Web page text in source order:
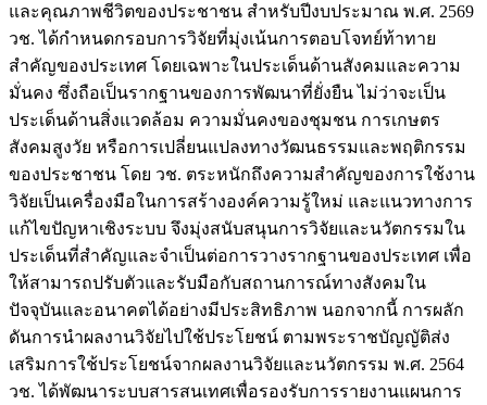
และคุณภาพชีวิตของประชาชน สำหรับปีงบประมาณ พ.ศ. 2569
วช. ได้กำหนดกรอบการวิจัยที่มุ่งเน้นการตอบโจทย์ท้าทาย
สำคัญของประเทศ โดยเฉพาะในประเด็นด้านสังคมและความ
มั่นคง ซึ่งถือเป็นรากฐานของการพัฒนาที่ยั่งยืน ไม่ว่าจะเป็น
ประเด็นด้านสิ่งแวดล้อม ความมั่นคงของชุมชน การเกษตร
สังคมสูงวัย หรือการเปลี่ยนแปลงทางวัฒนธรรมและพฤติกรรม
ของประชาชน โดย วช. ตระหนักถึงความสำคัญของการใช้งาน
วิจัยเป็นเครื่องมือในการสร้างองค์ความรู้ใหม่ และแนวทางการ
แก้ไขปัญหาเชิงระบบ จึงมุ่งสนับสนุนการวิจัยและนวัตกรรมใน
ประเด็นที่สำคัญและจำเป็นต่อการวางรากฐานของประเทศ เพื่อ
ให้สามารถปรับตัวและรับมือกับสถานการณ์ทางสังคมใน
ปัจจุบันและอนาคตได้อย่างมีประสิทธิภาพ นอกจากนี้ การผลัก
ดันการนำผลงานวิจัยไปใช้ประโยชน์ ตามพระราชบัญญัติส่ง
เสริมการใช้ประโยชน์จากผลงานวิจัยและนวัตกรรม พ.ศ. 2564
วช. ได้พัฒนาระบบสารสนเทศเพื่อรองรับการรายงานแผนการ